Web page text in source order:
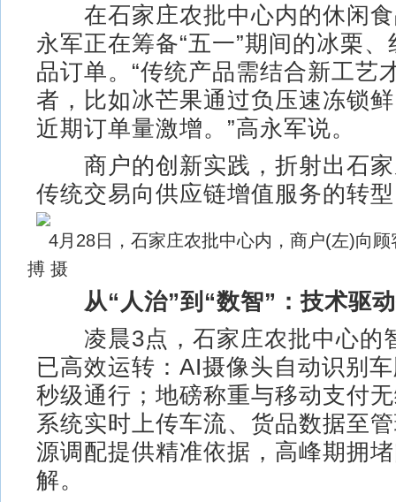
在石家庄农批中心内的休闲食
永军正在筹备“五一”期间的冰栗
品订单。“传统产品需结合新工艺
者，比如冰芒果通过负压速冻锁
近期订单量激增。”高永军说。
商户的创新实践，折射出石家
传统交易向供应链增值服务的转
4月28日，石家庄农批中心内，商户(左)向
搏 摄
从“人治”到“数智”：技术驱
凌晨3点，石家庄农批中心的
已高效运转：AI摄像头自动识别
秒级通行；地磅称重与移动支付
系统实时上传车流、货品数据至
源调配提供精准依据，高峰期拥
解。